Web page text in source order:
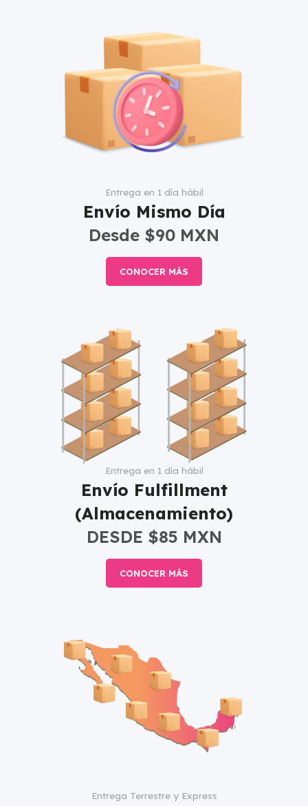
Entrega en 1 día hábil
Envío Mismo Día
Desde $90 MXN
CONOCER MÁS
Entrega en 1 día hábil
Envío Fulfillment
(Almacenamiento)
DESDE $85 MXN
CONOCER MÁS
Entrega Terrestre y Express